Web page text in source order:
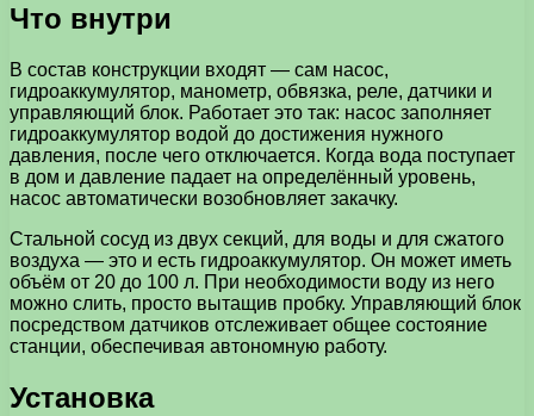
Что внутри
В состав конструкции входят — сам насос,
гидроаккумулятор, манометр, обвязка, реле, датчики и
управляющий блок. Работает это так: насос заполняет
гидроаккумулятор водой до достижения нужного
давления, после чего отключается. Когда вода поступает
в дом и давление падает на определённый уровень,
насос автоматически возобновляет закачку.
Стальной сосуд из двух секций, для воды и для сжатого
воздуха — это и есть гидроаккумулятор. Он может иметь
объём от 20 до 100 л. При необходимости воду из него
можно слить, просто вытащив пробку. Управляющий блок
посредством датчиков отслеживает общее состояние
станции, обеспечивая автономную работу.
Установка